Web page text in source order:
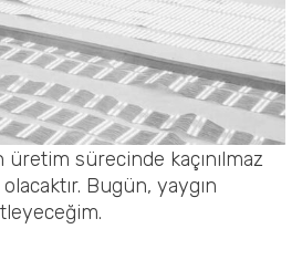
sürecinde kaçınılmaz
Bugün, yaygın